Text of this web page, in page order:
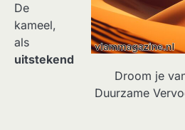
Droom je
Duurzame
De
kameel,
als
uitstekend